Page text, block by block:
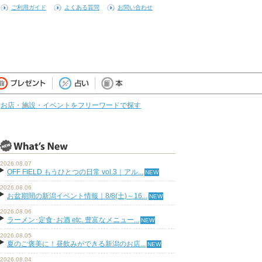
ご利用ガイド よくある質問 お問い合わせ
お店・施設・イベントをフリーワードで探す
2026.08.07
OFF FIELD もうひとつの日常 vol.3｜アル...
2026.08.06
お盆期間の新潟イベント情報｜8/8(土)～16...
2026.08.06
ラーメン･定食･お酒 etc. 豊富なメニュー...
2026.08.05
夏のご褒美に！昼飲みができる新潟のお店...
2026.08.04